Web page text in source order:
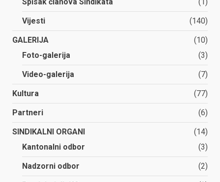
Vijesti (140)
GALERIJA
(10)
Foto-galerija
(3)
Video-galerija (7)
Kultura (77)
Partneri (6)
SINDIKALNI ORGANI
(14)
Kantonalni odbor
(3)
Nadzorni odbor (2)